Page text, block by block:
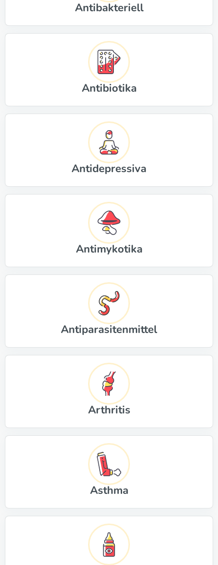
Antibakteriell
Antibiotika
Antidepressiva
Antimykotika
Antiparasitenmittel
Arthritis
Asthma